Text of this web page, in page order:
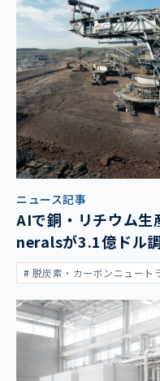
ニュース記事
AIで銅・リチウム
neralsが3.1億ドル
脱炭素・カーボンニュート